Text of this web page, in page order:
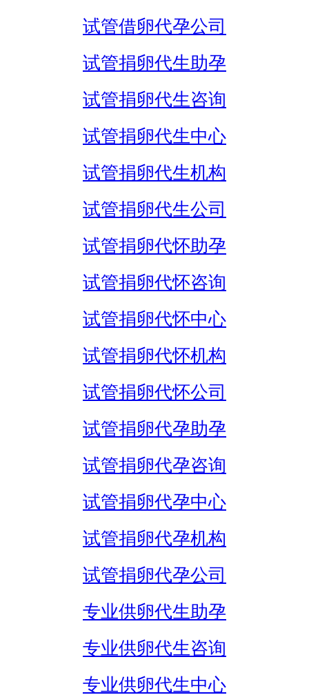
试管借卵代孕公司
试管捐卵代生助孕
试管捐卵代生咨询
试管捐卵代生中心
试管捐卵代生机构
试管捐卵代生公司
试管捐卵代怀助孕
试管捐卵代怀咨询
试管捐卵代怀中心
试管捐卵代怀机构
试管捐卵代怀公司
试管捐卵代孕助孕
试管捐卵代孕咨询
试管捐卵代孕中心
试管捐卵代孕机构
试管捐卵代孕公司
专业供卵代生助孕
专业供卵代生咨询
专业供卵代生中心